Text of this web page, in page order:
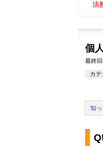
法
個
最終
カテ
知